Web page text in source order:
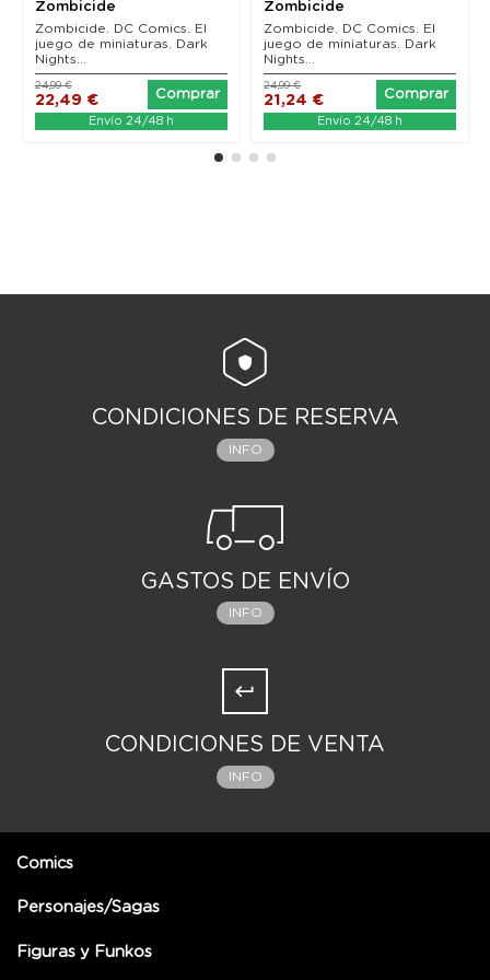
Zombicide
Zombicide. DC Comics. El
juego de miniaturas. Dark
Nights...
22,49 €
24,99 €
Comprar
Envío 24/48 h
Zombicide
Zombicide. DC Comics. El
juego de miniaturas. Dark
Nights...
21,24 €
24,99 €
Comprar
Envío 24/48 h
CONDICIONES DE RESERVA
INFO
GASTOS DE ENVÍO
INFO
CONDICIONES DE VENTA
INFO
Comics
Personajes/Sagas
Figuras y Funkos